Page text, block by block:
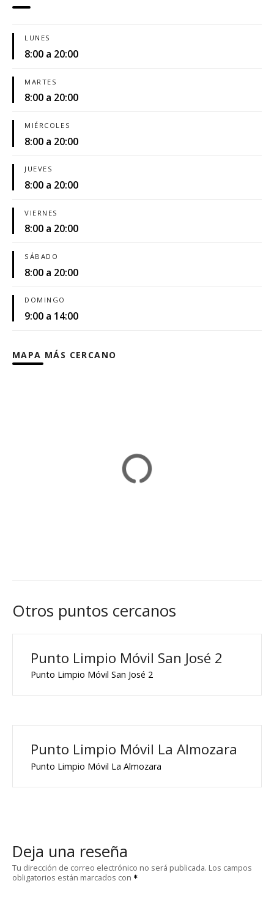
LUNES
8:00 a 20:00
MARTES
8:00 a 20:00
MIÉRCOLES
8:00 a 20:00
JUEVES
8:00 a 20:00
VIERNES
8:00 a 20:00
SÁBADO
8:00 a 20:00
DOMINGO
9:00 a 14:00
MAPA MÁS CERCANO
Otros puntos cercanos
Punto Limpio Móvil San José 2
Punto Limpio Móvil San José 2
Punto Limpio Móvil La Almozara
Punto Limpio Móvil La Almozara
Deja una reseña
Tu dirección de correo electrónico no será publicada. Los campos
obligatorios están marcados con